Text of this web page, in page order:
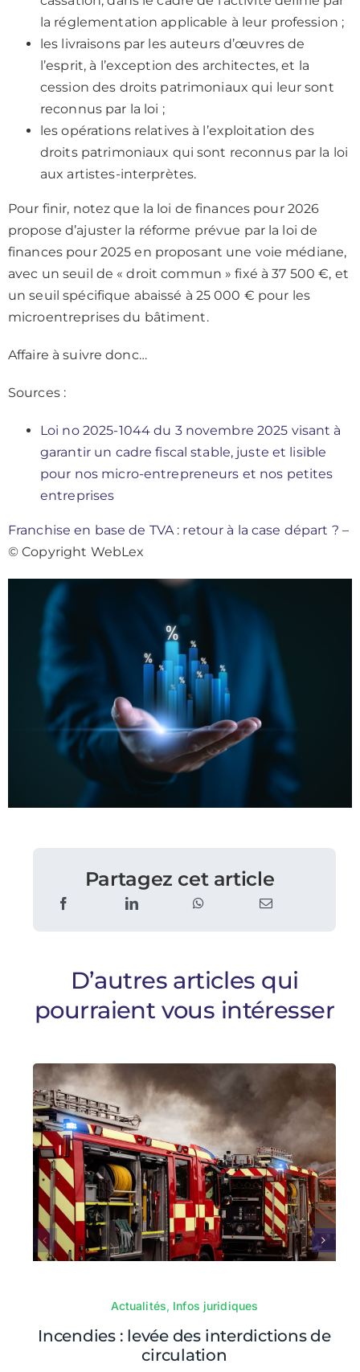
la réglementation applicable à leur profession ;
les livraisons par les auteurs d’œuvres de
l’esprit, à l’exception des architectes, et la
cession des droits patrimoniaux qui leur sont
reconnus par la loi ;
les opérations relatives à l’exploitation des
droits patrimoniaux qui sont reconnus par la loi
aux artistes-interprètes.
Pour finir, notez que la loi de finances pour 2026
propose d’ajuster la réforme prévue par la loi de
finances pour 2025 en proposant une voie médiane,
avec un seuil de « droit commun » fixé à 37 500 €, et
un seuil spécifique abaissé à 25 000 € pour les
microentreprises du bâtiment.
Affaire à suivre donc…
Sources :
Loi no 2025-1044 du 3 novembre 2025 visant à
garantir un cadre fiscal stable, juste et lisible
pour nos micro-entrepreneurs et nos petites
entreprises
Franchise en base de TVA : retour à la case départ ? –
© Copyright WebLex
Partagez cet article
D’autres articles qui
pourraient vous intéresser
Actualités, Infos juridiques
Incendies : levée des interdictions de
circulation